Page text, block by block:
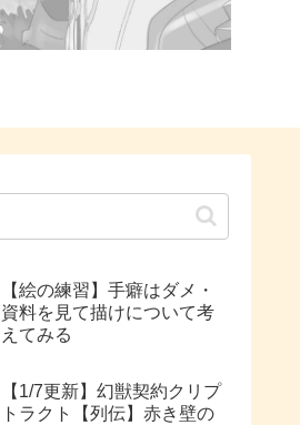
【絵の練習】手癖はダメ・
資料を見て描けについて考
えてみる
【1/7更新】幻獣契約クリプ
トラクト【列伝】赤き壁の